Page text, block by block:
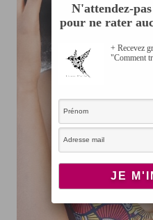
N'attendez-
pour ne rater
+ Recevez
"Comment